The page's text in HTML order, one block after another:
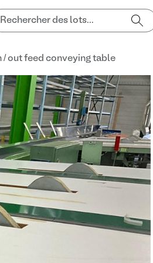
/ out feed conveying table